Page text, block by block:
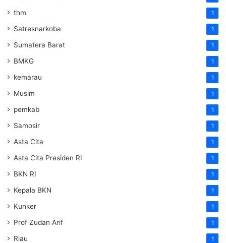
thm 1
Satresnarkoba 1
Sumatera Barat 1
BMKG 1
kemarau 1
Musim 1
pemkab 1
Samosir 1
Asta Cita 1
Asta Cita Presiden RI 1
BKN RI 1
Kepala BKN 1
Kunker 1
Prof Zudan Arif 1
Riau 1